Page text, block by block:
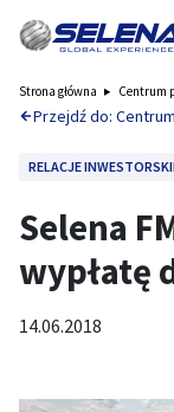
Strona główna Centrum
Przejdź do:
RELACJE
Selena
wypłatę
14.06.2018